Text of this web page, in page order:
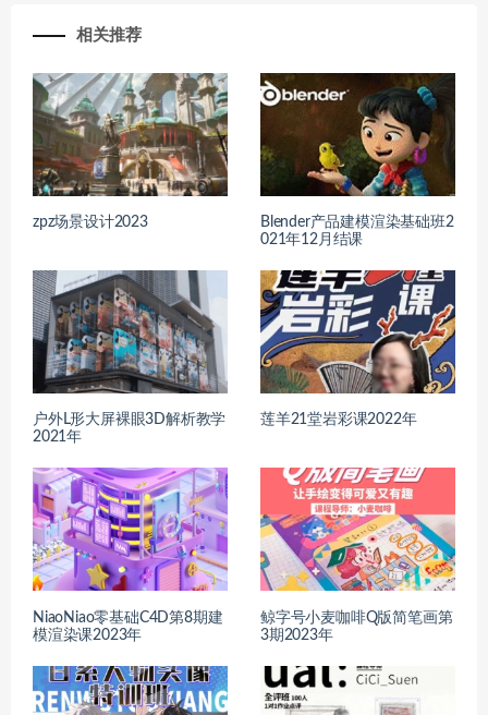
相关推荐
zpz场景设计2023
Blender产品建模渲染基础班2
021年12月结课
户外L形大屏裸眼3D解析教学
2021年
莲羊21堂岩彩课2022年
NiaoNiao零基础C4D第8期建
模渲染课2023年
鲸字号小麦咖啡Q版简笔画第
3期2023年